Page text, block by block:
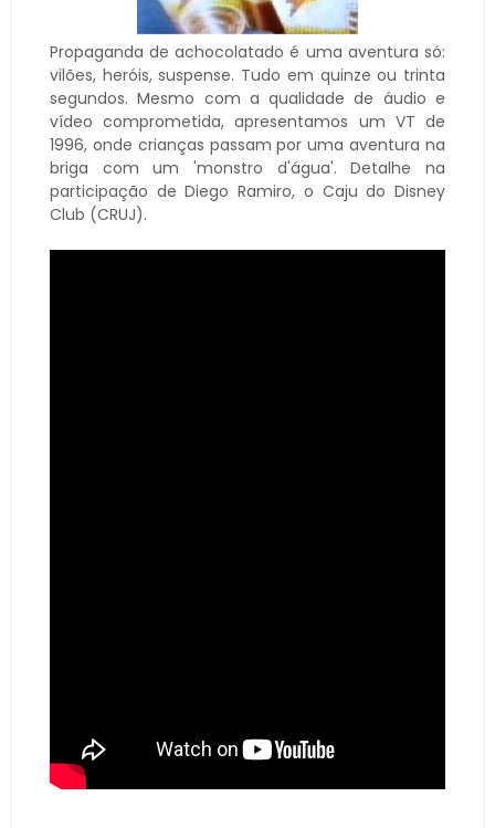
Propaganda de achocolatado é uma aventura só:
vilões, heróis, suspense. Tudo em quinze ou trinta
segundos. Mesmo com a qualidade de áudio e
vídeo comprometida, apresentamos um VT de
1996, onde crianças passam por uma aventura na
briga com um 'monstro d'água'. Detalhe na
participação de Diego Ramiro, o Caju do Disney
Club (CRUJ).